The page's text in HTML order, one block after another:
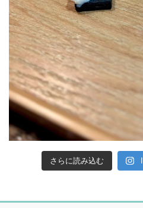
さらに読み込む